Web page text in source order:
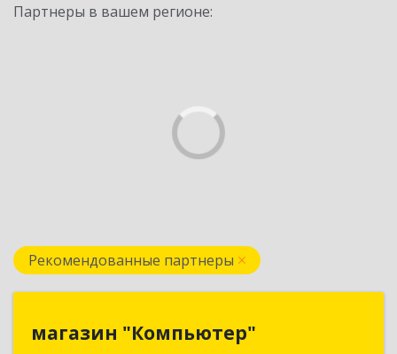
Партнеры в вашем регионе:
Рекомендованные партнеры
магазин "Компьютер"